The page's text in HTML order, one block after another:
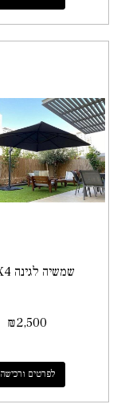
שמשיה לגינה 3X4מ'
₪2,500
לפרטים ורכישה